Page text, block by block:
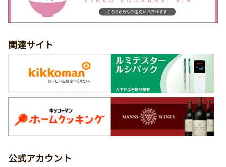
関連サイト
公式アカウント